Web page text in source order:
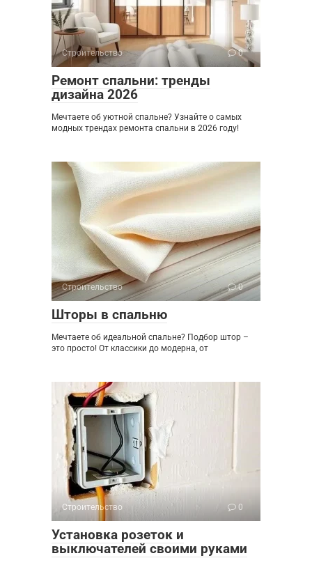
Строительство 0
Ремонт спальни: тренды
дизайна 2026
Мечтаете об уютной спальне? Узнайте о самых
модных трендах ремонта спальни в 2026 году!
Строительство 0
Шторы в спальню
Мечтаете об идеальной спальне? Подбор штор –
это просто! От классики до модерна, от
Строительство 0
Установка розеток и
выключателей своими руками